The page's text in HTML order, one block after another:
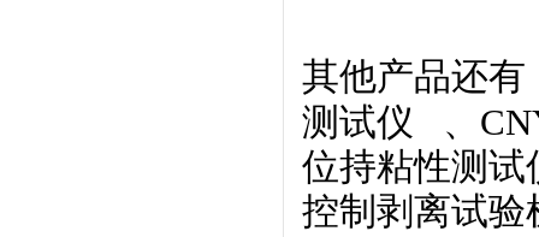
其他产品还有
测试仪
、
位持粘性测试
控制剥离试验